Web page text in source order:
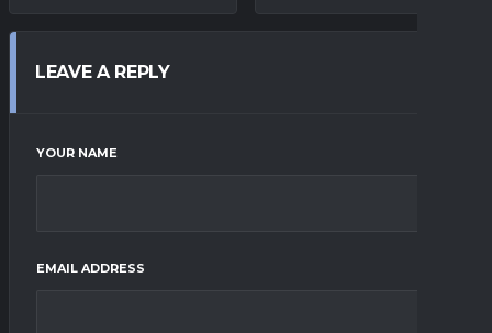
LEAVE A REPLY
YOUR NAME
EMAIL ADDRESS